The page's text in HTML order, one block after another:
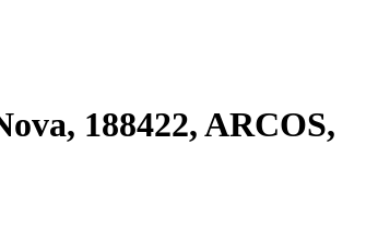
188422, ARCOS,